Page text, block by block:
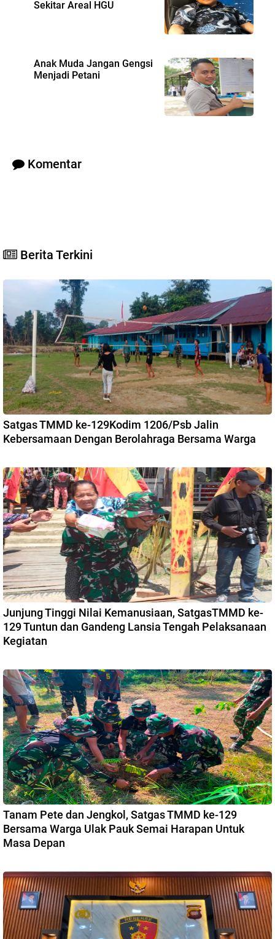
Sekitar Areal HGU
Anak Muda Jangan Gengsi
Menjadi Petani
Komentar
Berita Terkini
Satgas TMMD ke-129Kodim 1206/Psb Jalin
Kebersamaan Dengan Berolahraga Bersama Warga
Junjung Tinggi Nilai Kemanusiaan, SatgasTMMD ke-
129 Tuntun dan Gandeng Lansia Tengah Pelaksanaan
Kegiatan
Tanam Pete dan Jengkol, Satgas TMMD ke-129
Bersama Warga Ulak Pauk Semai Harapan Untuk
Masa Depan